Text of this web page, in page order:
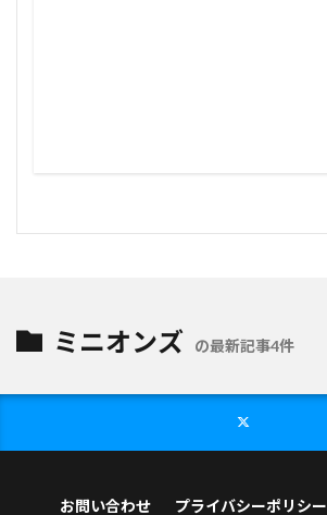
ミニオンズ の最新記事4件
お問い合わせ プライバシーポリシー